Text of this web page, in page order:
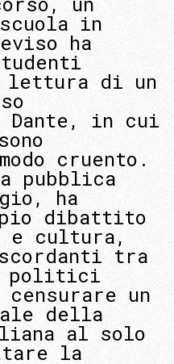
in
ha
lettura di un
in cui
cruento.
pubblica
ha
dibattito
e cultura,
tra
politici
un
della
al solo
la